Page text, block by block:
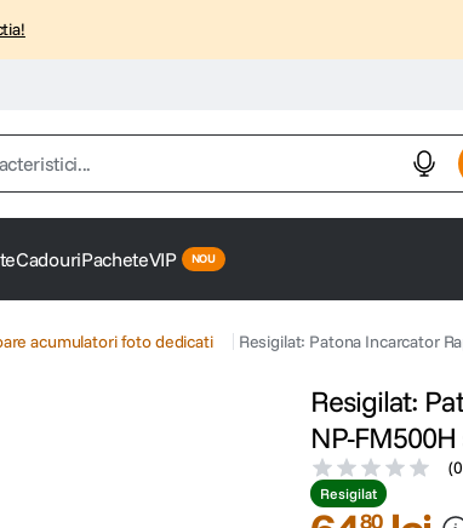
CadouriPacheteVIP
acumulatori foto dedicati Resigilat: Patona Incarcator
Resigilat:
NP-FM500H
(
Resigilat
80